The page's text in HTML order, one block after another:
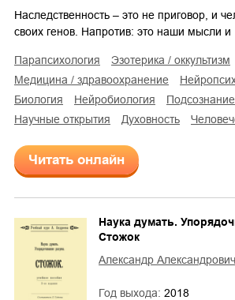
Наследственность – это не приговор, и
своих генов. Напротив: это наши мысли и
парапсихология
эзотерика / оккультизм
медицина / здравоохранение
биология
нейробиология
подсознание
научные открытия
духовность
Читать онлайн
Наука думать.
Стожок
Александр
Год выхода: 2018